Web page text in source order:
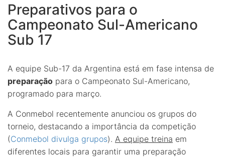
Preparativos para o
Campeonato Sul-Americano
Sub 17
A equipe Sub-17 da Argentina está em fase intensa de
preparação para o Campeonato Sul-Americano,
programado para março.
A Conmebol recentemente anunciou os grupos do
torneio, destacando a importância da competição
(Conmebol divulga grupos). A equipe treina em
diferentes locais para garantir uma preparação